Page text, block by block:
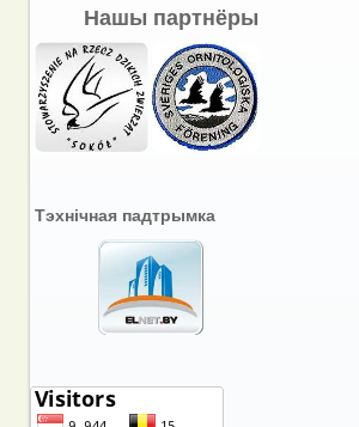
Нашы партнёры
Тэхнічная падтрымка